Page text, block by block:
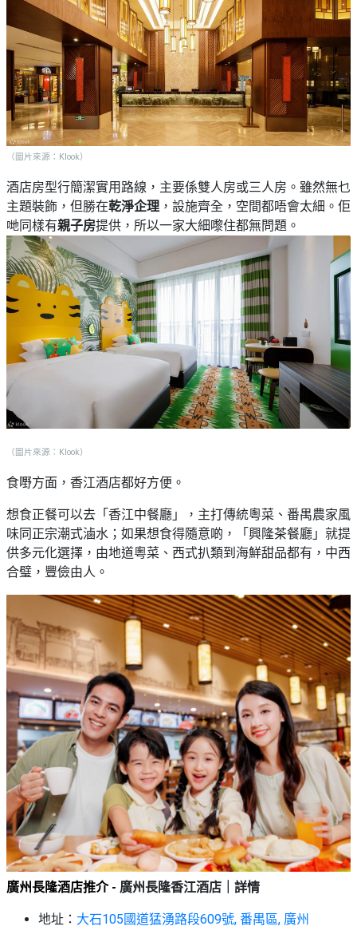
（圖片來源：Klook）
酒店房型行簡潔實用路線，主要係雙人房或三人房。雖然無乜
主題裝飾，但勝在乾淨企理 ，設施齊全，空間都唔會太細。佢
哋同樣有親子房提供，所以一家大細嚟住都無問題。
（圖片來源：Klook）
食嘢方面，香江酒店都好方便。
想食正餐可以去「香江中餐廳」，主打傳統粵菜、番禺農家風
味同正宗潮式滷水；如果想食得隨意啲，「興隆茶餐廳」就提
供多元化選擇，由地道粵菜、西式扒類到海鮮甜品都有，中西
合璧，豐儉由人。
廣州長隆酒店推介 - 廣州長隆香江酒店｜詳情
地址： 大石105國道猛湧路段609號, 番禺區, 廣州